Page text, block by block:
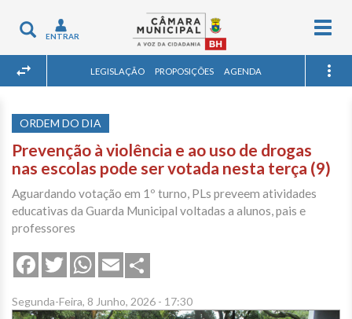
Toggle
navigation
ENTRAR
LEGISLAÇÃO PROPOSIÇÕES AGENDA
ORDEM DO DIA
Prevenção à violência e ao uso de drogas
nas escolas pode ser votada nesta terça (9)
Aguardando votação em 1º turno, PLs preveem atividades
educativas da Guarda Municipal voltadas a alunos, pais e
professores
FacebookTwitterWhatsApp
Email
Segunda-Feira, 8 Junho, 2026 - 17:30